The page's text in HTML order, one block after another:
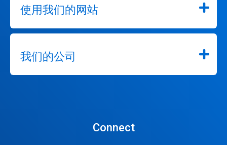
使用我们的网站
我们的公司
Connect